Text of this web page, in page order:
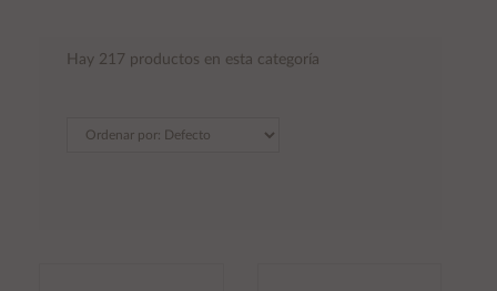
Hay 217 productos en esta categoría